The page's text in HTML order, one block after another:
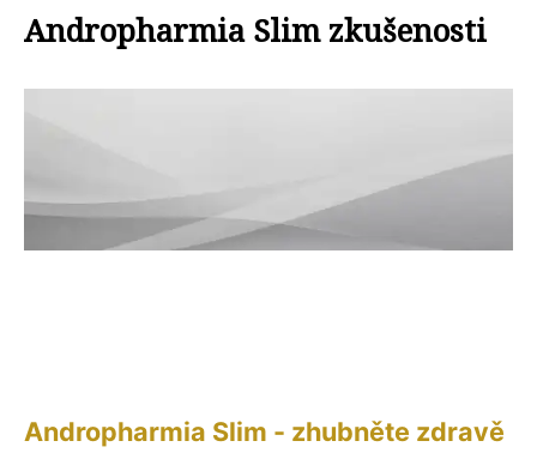
Andropharmia Slim zkušenosti
Andropharmia Slim - zhubněte zdravě